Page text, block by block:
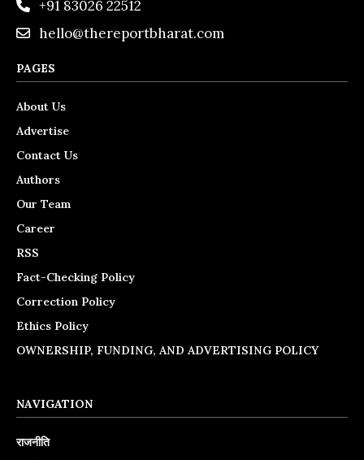
+91 83026 22512
hello@thereportbharat.com
PAGES
About Us
Advertise
Contact Us
Authors
Our Team
Career
RSS
Fact-Checking Policy
Correction Policy
Ethics Policy
OWNERSHIP, FUNDING, AND ADVERTISING POLICY
NAVIGATION
राजनीति